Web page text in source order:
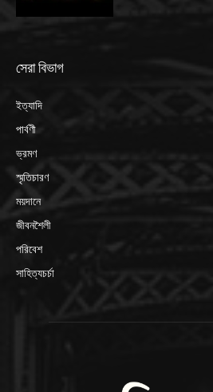
সেরা বিভাগ
ইত্যাদি
পার্বণী
ভ্রমণ
স্মৃতিচারণ
ময়দানে
জীবনশৈলী
পরিবেশ
সাহিত্যচর্চা